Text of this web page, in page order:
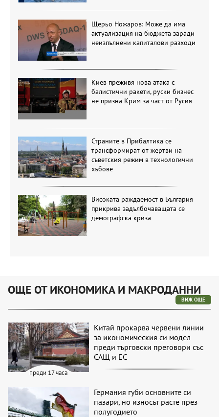
Щерьо Ножаров: Може да има
актуализация на бюджета заради
неизпълнени капиталови разходи
Киев преживя нова атака с
балистични ракети, руски бизнес
не призна Крим за част от Русия
Страните в Прибалтика се
трансформират от жертви на
съветския режим в технологични
хъбове
Високата раждаемост в България
прикрива задълбочаващата се
демографска криза
ОЩЕ ОТ ИКОНОМИКА И МАКРОДАННИ
ВИЖ ОЩЕ
преди 17 часа
Китай прокарва червени линии
за икономическия си модел
преди търговски преговори със
САЩ и ЕС
Германия губи основните си
пазари, но износът расте през
полугодието